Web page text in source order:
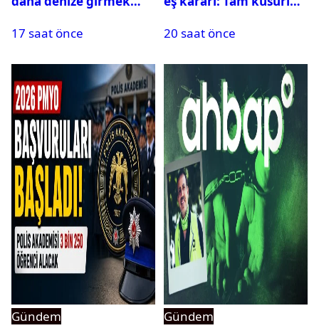
17 saat önce
20 saat önce
Gündem
Gündem